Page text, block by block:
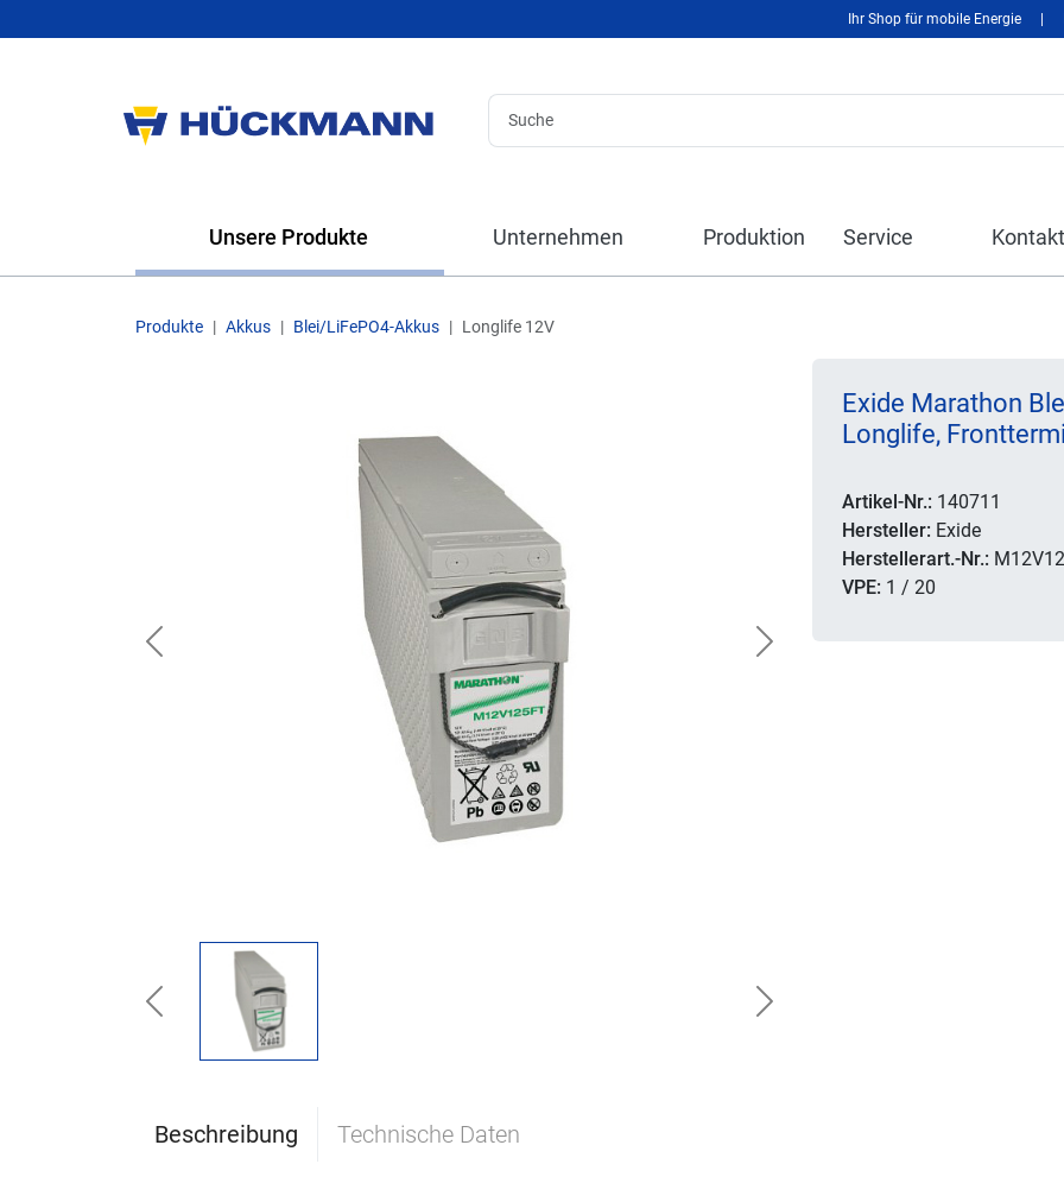
Ihr Shop für mobile Energie
Unsere Produkte Unternehmen Produktion Service Kontakt
Produkte Akkus Blei/LiFePO4-Akkus Longlife 12V
Previous Next
Previous Next
Exide Marathon
Longlife,
Artikel-Nr.: 140711
Hersteller: Exide
Herstellerart.-Nr.:
VPE: 1 / 20
Beschreibung Technische Daten